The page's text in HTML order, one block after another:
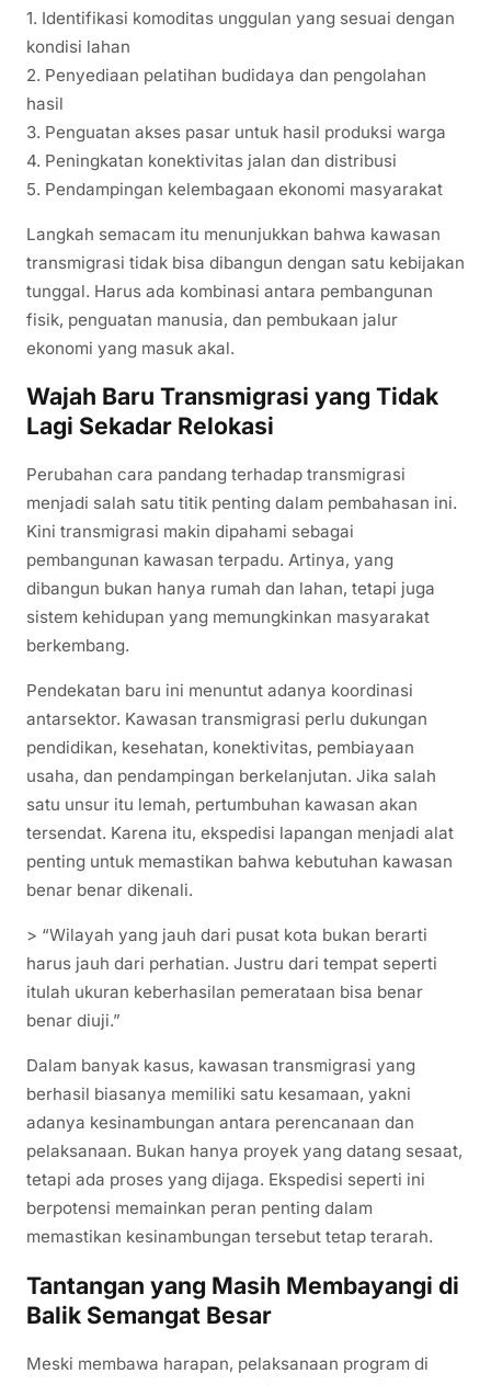
1. Identifikasi komoditas unggulan yang sesuai dengan
kondisi lahan
2. Penyediaan pelatihan budidaya dan pengolahan
hasil
3. Penguatan akses pasar untuk hasil produksi warga
4. Peningkatan konektivitas jalan dan distribusi
5. Pendampingan kelembagaan ekonomi masyarakat
Langkah semacam itu menunjukkan bahwa kawasan
transmigrasi tidak bisa dibangun dengan satu kebijakan
tunggal. Harus ada kombinasi antara pembangunan
fisik, penguatan manusia, dan pembukaan jalur
ekonomi yang masuk akal.
Wajah Baru Transmigrasi yang Tidak
Lagi Sekadar Relokasi
Perubahan cara pandang terhadap transmigrasi
menjadi salah satu titik penting dalam pembahasan ini.
Kini transmigrasi makin dipahami sebagai
pembangunan kawasan terpadu. Artinya, yang
dibangun bukan hanya rumah dan lahan, tetapi juga
sistem kehidupan yang memungkinkan masyarakat
berkembang.
Pendekatan baru ini menuntut adanya koordinasi
antarsektor. Kawasan transmigrasi perlu dukungan
pendidikan, kesehatan, konektivitas, pembiayaan
usaha, dan pendampingan berkelanjutan. Jika salah
satu unsur itu lemah, pertumbuhan kawasan akan
tersendat. Karena itu, ekspedisi lapangan menjadi alat
penting untuk memastikan bahwa kebutuhan kawasan
benar benar dikenali.
> “Wilayah yang jauh dari pusat kota bukan berarti
harus jauh dari perhatian. Justru dari tempat seperti
itulah ukuran keberhasilan pemerataan bisa benar
benar diuji.”
Dalam banyak kasus, kawasan transmigrasi yang
berhasil biasanya memiliki satu kesamaan, yakni
adanya kesinambungan antara perencanaan dan
pelaksanaan. Bukan hanya proyek yang datang sesaat,
tetapi ada proses yang dijaga. Ekspedisi seperti ini
berpotensi memainkan peran penting dalam
memastikan kesinambungan tersebut tetap terarah.
Tantangan yang Masih Membayangi di
Balik Semangat Besar
Meski membawa harapan, pelaksanaan program di